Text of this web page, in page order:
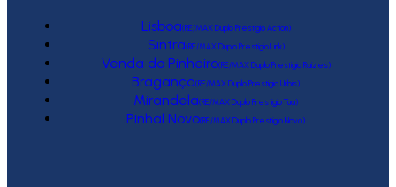
Lisboa(RE/MAX Duplo Prestígio Action)
Sintra(RE/MAX Duplo Prestígio Link)
Venda do Pinheiro(RE/MAX Duplo Prestígio Raízes)
Bragança(RE/MAX Duplo Prestígio Urbis)
Mirandela(RE/MAX Duplo Prestígio Tua)
Pinhal Novo(RE/MAX Duplo Prestígio Novo)